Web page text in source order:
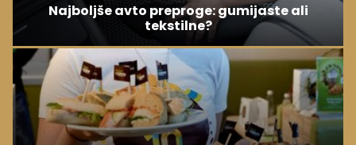
Najboljše avto preproge: gumijaste ali
tekstilne?